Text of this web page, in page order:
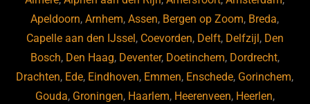
o
k
Apeldoorn,Arnhem,Assen, Bergen op Zoom, Breda,
Capelle aan den IJssel , Coevorden, Delft, Delfzijl , Den
Bosch, Den Haag, Deventer, Doetinchem, Dordrecht,
Drachten, Ede, Eindhoven, Emmen, Enschede, Gorinchem,
Gouda, Groningen, Haarlem, Heerenveen, Heerlen,